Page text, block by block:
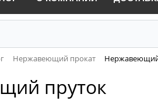
Нержавеющий прокат
пруток